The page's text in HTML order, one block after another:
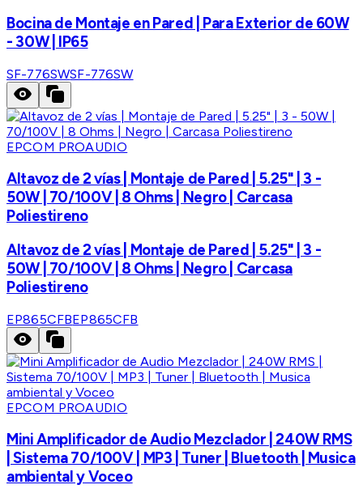
Bocina de Montaje en Pared | Para Exterior de 60W
- 30W | IP65
SF-776SWSF-776SW
EPCOM PROAUDIO
Altavoz de 2 vías | Montaje de Pared | 5.25" | 3 -
50W | 70/100V | 8 Ohms | Negro | Carcasa
Poliestireno
Altavoz de 2 vías | Montaje de Pared | 5.25" | 3 -
50W | 70/100V | 8 Ohms | Negro | Carcasa
Poliestireno
EP865CFBEP865CFB
EPCOM PROAUDIO
Mini Amplificador de Audio Mezclador | 240W RMS
| Sistema 70/100V | MP3 | Tuner | Bluetooth | Musica
ambiental y Voceo